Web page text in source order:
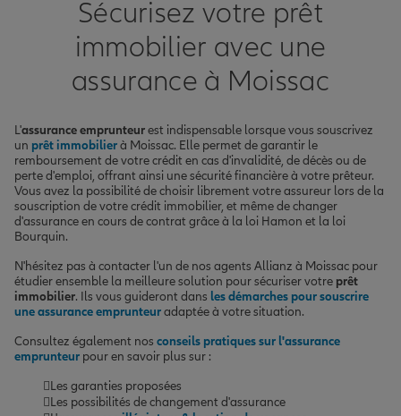
Sécurisez votre prêt
immobilier avec une
assurance à Moissac
L'assurance emprunteurest indispensable lorsque vous souscrivez
un prêt immobilierà Moissac. Elle permet de garantir le
remboursement de votre crédit en cas d'invalidité, de décès ou de
perte d'emploi, offrant ainsi une sécurité financière à votre prêteur.
Vous avez la possibilité de choisir librement votre assureur lors de la
souscription de votre crédit immobilier, et même de changer
d'assurance en cours de contrat grâce à la loi Hamon et la loi
Bourquin.
N'hésitez pas à contacter l'un de nos agents Allianz à Moissac pour
étudier ensemble la meilleure solution pour sécuriser votre prêt
immobilier. Ils vous guideront dans les démarches pour souscrire
une assurance emprunteuradaptée à votre situation.
Consultez également nos conseils pratiques sur l'assurance
emprunteur pour en savoir plus sur :
Les garanties proposées
Les possibilités de changement d'assurance